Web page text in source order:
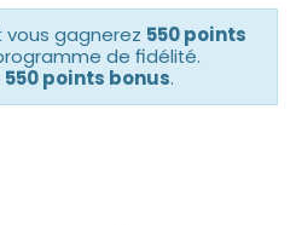
gagnerez 550 points
de fidélité.
550 points bonus.